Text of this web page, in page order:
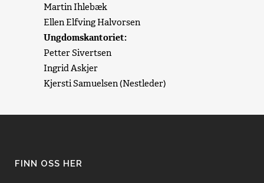
Martin Ihlebæk
Ellen Elfving Halvorsen
Ungdomskantoriet:
Petter Sivertsen
Ingrid Askjer
Kjersti Samuelsen (Nestleder)
FINN OSS HER